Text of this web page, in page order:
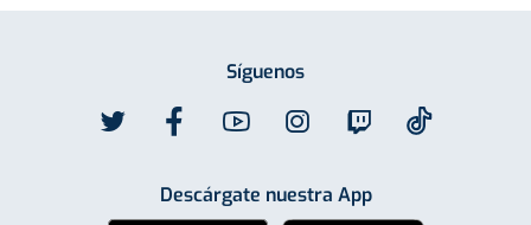
Síguenos
Descárgate nuestra App